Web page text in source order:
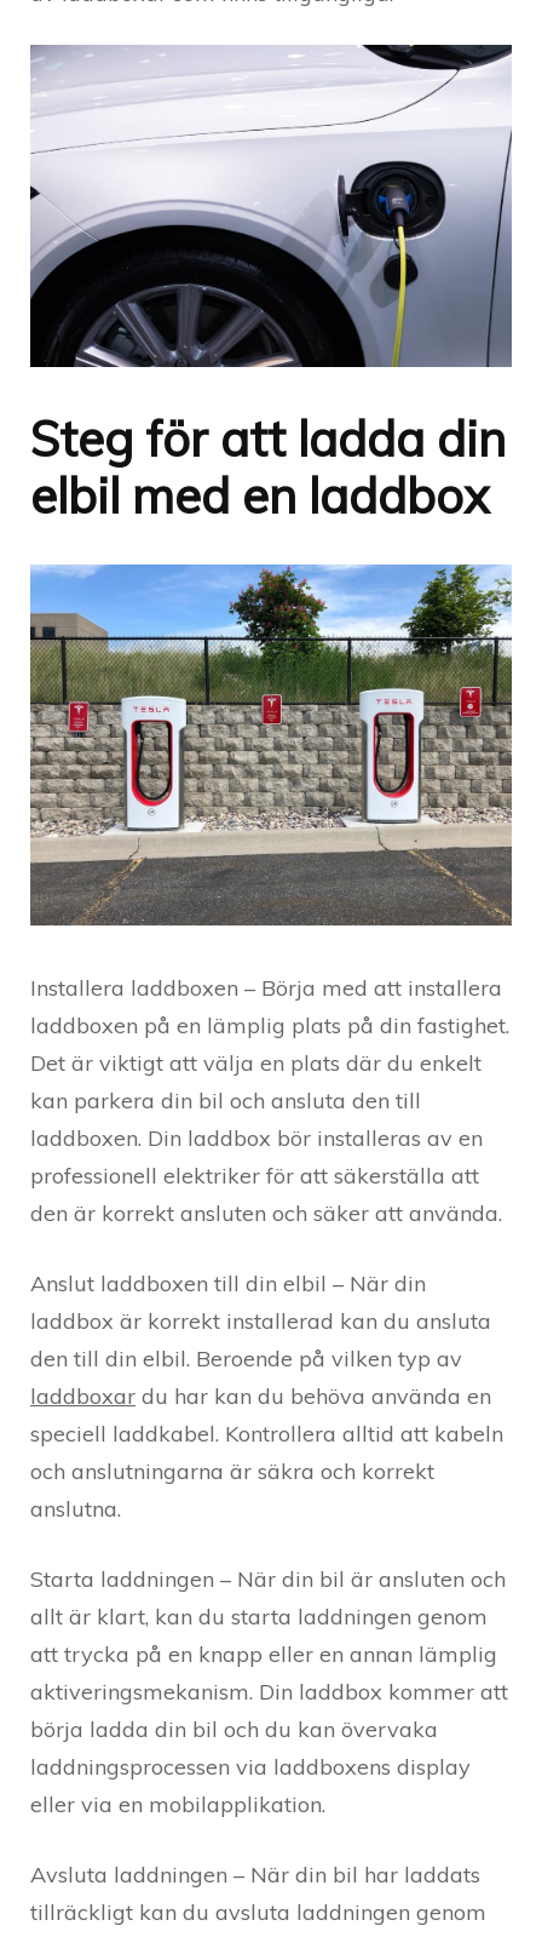
Steg för att ladda din
elbil med en laddbox
Installera laddboxen – Börja med att installera
laddboxen på en lämplig plats på din fastighet.
Det är viktigt att välja en plats där du enkelt
kan parkera din bil och ansluta den till
laddboxen. Din laddbox bör installeras av en
professionell elektriker för att säkerställa att
den är korrekt ansluten och säker att använda.
Anslut laddboxen till din elbil – När din
laddbox är korrekt installerad kan du ansluta
den till din elbil. Beroende på vilken typ av
laddboxar du har kan du behöva använda en
speciell laddkabel. Kontrollera alltid att kabeln
och anslutningarna är säkra och korrekt
anslutna.
Starta laddningen – När din bil är ansluten och
allt är klart, kan du starta laddningen genom
att trycka på en knapp eller en annan lämplig
aktiveringsmekanism. Din laddbox kommer att
börja ladda din bil och du kan övervaka
laddningsprocessen via laddboxens display
eller via en mobilapplikation.
Avsluta laddningen – När din bil har laddats
tillräckligt kan du avsluta laddningen genom